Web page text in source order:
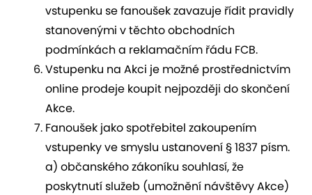
vstupenku se fanoušek zavazuje řídit pravidly
stanovenými v těchto obchodních
podmínkách a reklamačním řádu FCB.
Vstupenku na Akci je možné prostřednictvím
online prodeje koupit nejpozději do skončení
Akce.
Fanoušek jako spotřebitel zakoupením
vstupenky ve smyslu ustanovení § 1837 písm.
a) občanského zákoníku souhlasí, že
poskytnutí služeb (umožnění návštěvy Akce)